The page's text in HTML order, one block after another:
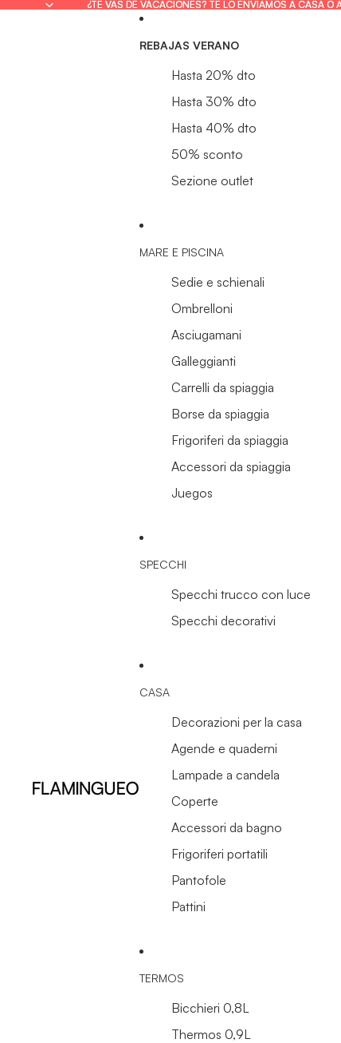
¿TE VAS DE VACACIONES? TE LO ENVIAMOS A CASA
¿TE VAS DE VACACIONES? TE LO ENVIAMOS A CASA
REBAJAS VERANO
Hasta 20% dto
Hasta 30% dto
Hasta 40% dto
50% sconto
Sezione outlet
MARE E PISCINA
Sedie e schienali
Ombrelloni
Asciugamani
Galleggianti
Carrelli da spiaggia
Borse da spiaggia
Frigoriferi da spiaggia
Accessori da spiaggia
Juegos
SPECCHI
Specchi trucco con luce
Specchi decorativi
CASA
Decorazioni per la casa
Agende e quaderni
Lampade a candela
Coperte
Accessori da bagno
Frigoriferi portatili
Pantofole
Pattini
TERMOS
Bicchieri 0,8L
Thermos 0,9L